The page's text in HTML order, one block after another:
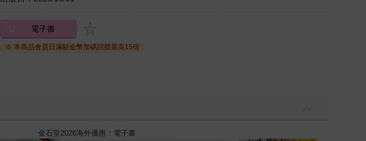
電子書
※ 本商品會員日滿額金幣加碼回饋最高15倍
2026金石堂暑假漫博〈你好，我吃一點〉第二波